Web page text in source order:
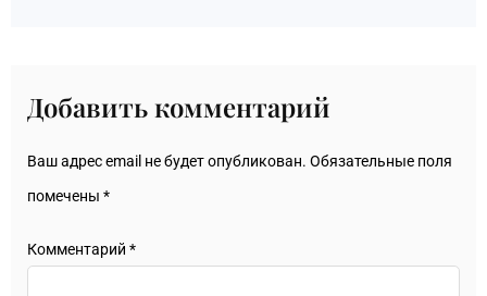
Добавить комментарий
Ваш адрес email не будет опубликован. Обязательные поля
помечены *
Комментарий *